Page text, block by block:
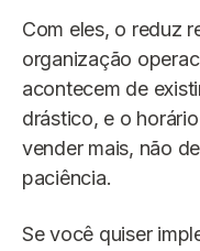
Com eles, o reduz
organização
acontecem de
drástico, e o
vender mais, não
paciência.
Se você quiser